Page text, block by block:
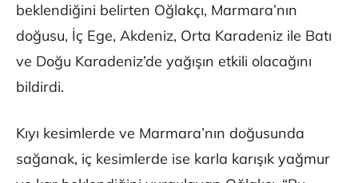
beklendiğini belirten Oğlakçı, Marmara’nın
doğusu, İç Ege, Akdeniz, Orta Karadeniz ile Batı
ve Doğu Karadeniz’de yağışın etkili olacağını
bildirdi.
Kıyı kesimlerde ve Marmara’nın doğusunda
sağanak, iç kesimlerde ise karla karışık yağmur